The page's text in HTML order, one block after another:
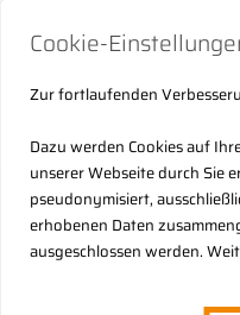
Cookie-
Zur fortlaufenden
Dazu werden Cookies auf
unserer Webseite durch Sie
pseudonymisiert,
erhobenen Daten
ausgeschlossen werden.